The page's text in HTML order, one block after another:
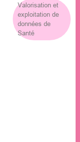
Valorisation et
exploitation de
données de
Santé